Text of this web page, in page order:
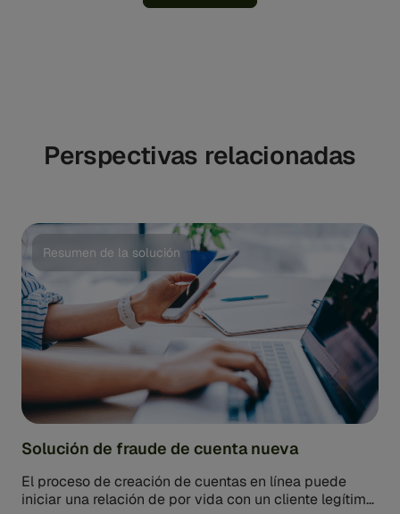
Perspectivas relacionadas
Resumen de la solución
Solución de fraude de cuenta nueva
El proceso de creación de cuentas en línea puede
iniciar una relación de por vida con un cliente legítimo